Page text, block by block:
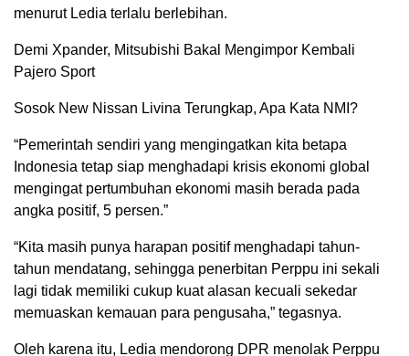
menurut Ledia terlalu berlebihan.
Demi Xpander, Mitsubishi Bakal Mengimpor Kembali
Pajero Sport
Sosok New Nissan Livina Terungkap, Apa Kata NMI?
“Pemerintah sendiri yang mengingatkan kita betapa
Indonesia tetap siap menghadapi krisis ekonomi global
mengingat pertumbuhan ekonomi masih berada pada
angka positif, 5 persen.”
“Kita masih punya harapan positif menghadapi tahun-
tahun mendatang, sehingga penerbitan Perppu ini sekali
lagi tidak memiliki cukup kuat alasan kecuali sekedar
memuaskan kemauan para pengusaha,” tegasnya.
Oleh karena itu, Ledia mendorong DPR menolak Perppu